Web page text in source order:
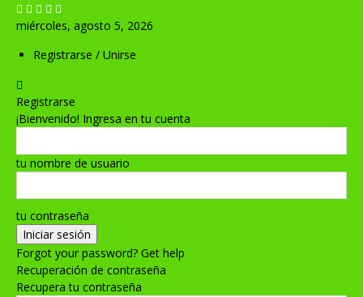
miércoles, agosto 5, 2026
Registrarse / Unirse
Registrarse
¡Bienvenido! Ingresa en tu cuenta
tu nombre de usuario
tu contraseña
Forgot your password? Get help
Recuperación de contraseña
Recupera tu contraseña